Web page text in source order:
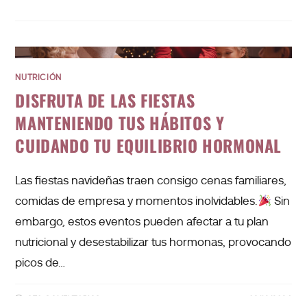
NUTRICIÓN
DISFRUTA DE LAS FIESTAS
MANTENIENDO TUS HÁBITOS Y
CUIDANDO TU EQUILIBRIO HORMONAL
Las fiestas navideñas traen consigo cenas familiares,
comidas de empresa y momentos inolvidables.
Sin
embargo, estos eventos pueden afectar a tu plan
nutricional y desestabilizar tus hormonas, provocando
picos de…